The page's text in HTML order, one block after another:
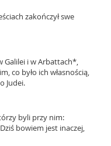
zakończył swe
Galilei i w Arbattach*,
co było ich własnością,
Judei.
byli przy nim:
bowiem jest inaczej,